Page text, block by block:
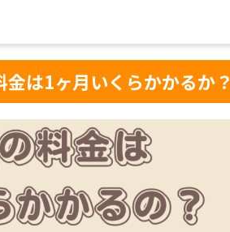
は1ヶ月いくらかかるか？